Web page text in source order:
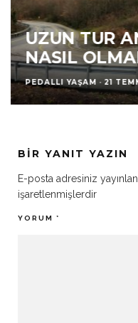
UZUN TUR
NASIL
PEDALLI YAŞAM · 21
BIR YANIT YAZIN
E-posta adresiniz
işaretlenmişlerdir
YORUM *